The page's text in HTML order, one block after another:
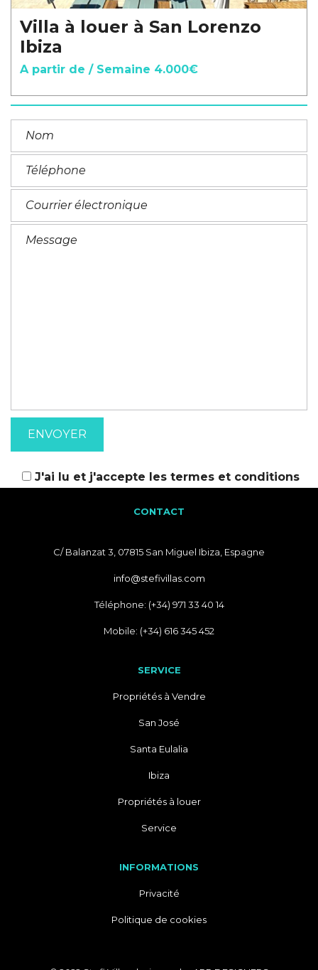
Villa à louer à San Lorenzo
Ibiza
A partir de / Semaine 4.000€
J'ai lu et j'accepte les termes et conditions
CONTACT
C/ Balanzat 3, 07815 San Miguel Ibiza, Espagne
info@stefivillas.com
Téléphone: (+34) 971 33 40 14
Mobile: (+34) 616 345 452
SERVICE
Propriétés à Vendre
San José
Santa Eulalia
Ibiza
Propriétés à louer
Service
INFORMATIONS
Privacité
Politique de cookies